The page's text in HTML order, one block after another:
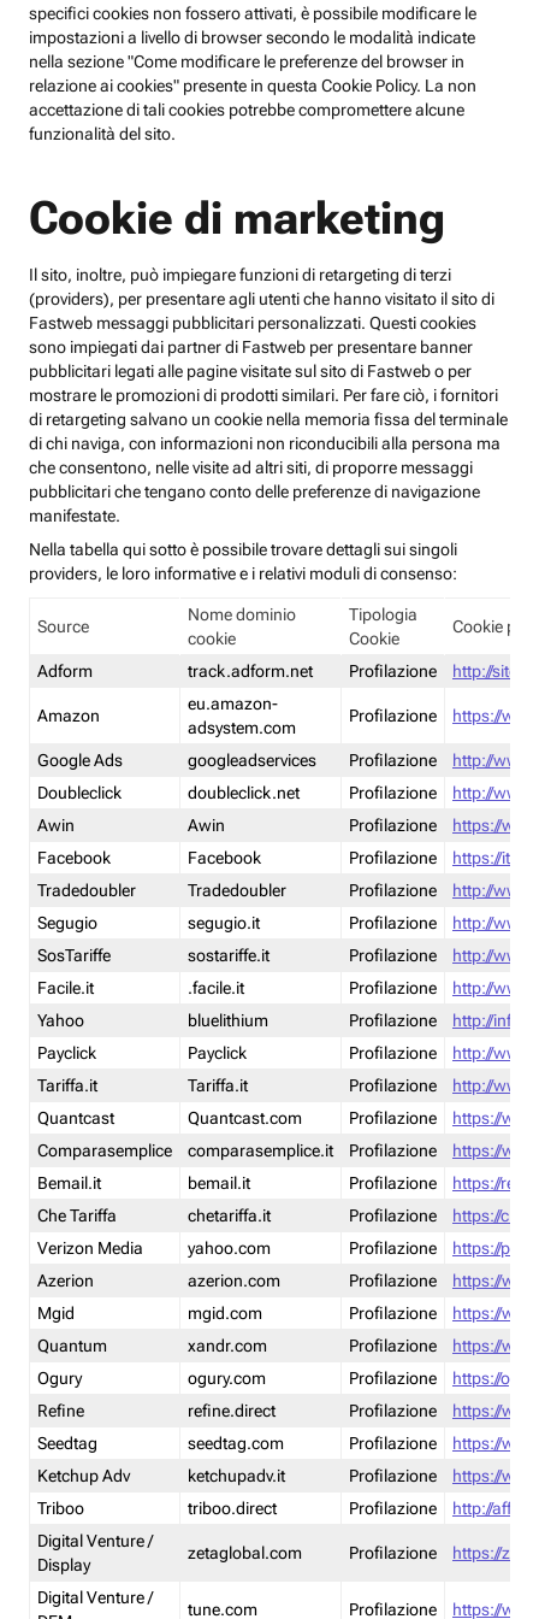
specifici cookies non fossero attivati, è possibile modificare le
impostazioni a livello di browser secondo le modalità indicate
nella sezione "Come modificare le preferenze del browser in
relazione ai cookies" presente in questa Cookie Policy. La non
accettazione di tali cookies potrebbe compromettere alcune
funzionalità del sito.
Cookie di marketing
Il sito, inoltre, può impiegare funzioni di retargeting di terzi
(providers), per presentare agli utenti che hanno visitato il sito di
Fastweb messaggi pubblicitari personalizzati. Questi cookies
sono impiegati dai partner di Fastweb per presentare banner
pubblicitari legati alle pagine visitate sul sito di Fastweb o per
mostrare le promozioni di prodotti similari. Per fare ciò, i fornitori
di retargeting salvano un cookie nella memoria fissa del terminale
di chi naviga, con informazioni non riconducibili alla persona ma
che consentono, nelle visite ad altri siti, di proporre messaggi
pubblicitari che tengano conto delle preferenze di navigazione
manifestate.
Nella tabella qui sotto è possibile trovare dettagli sui singoli
providers, le loro informative e i relativi moduli di consenso:
Source
Nome dominio
cookie
Tipologia
Cookie
Cookie
Adform track.adform.net Profilazione http://
Amazon
eu.amazon-
adsystem.com
Profilazione https://
Google Ads googleadservices Profilazione
http://
Doubleclick
doubleclick.net Profilazione
http://
Awin
Awin Profilazione
https://
Facebook
Facebook Profilazione
https://it-
Tradedoubler
Tradedoubler Profilazione
http://
Segugio
segugio.it Profilazione
http://
SosTariffe
sostariffe.it Profilazione
http://
Facile.it
.facile.it Profilazione
http://
Yahoo
bluelithium Profilazione
http://
Payclick
Payclick Profilazione
http://
Tariffa.it
Tariffa.it Profilazione
http://
Quantcast
Quantcast.com Profilazione
https://
Comparasemplice
comparasemplice.it Profilazione
https://
Bemail.it
bemail.it Profilazione
https://
Che Tariffa
chetariffa.it Profilazione
https://
Verizon Media
yahoo.com Profilazione
https://
Azerion
azerion.com Profilazione
https://
Mgid
mgid.com Profilazione
https://
Quantum
xandr.com Profilazione
https://
Ogury
ogury.com Profilazione
https://
Refine
refine.direct Profilazione
https://
Seedtag
seedtag.com Profilazione
https://
Ketchup Adv
ketchupadv.it Profilazione
https://
Triboo
triboo.direct Profilazione
http://
Digital Venture /
Display
zetaglobal.com Profilazione https://
Digital Venture /
tune.com Profilazione https://